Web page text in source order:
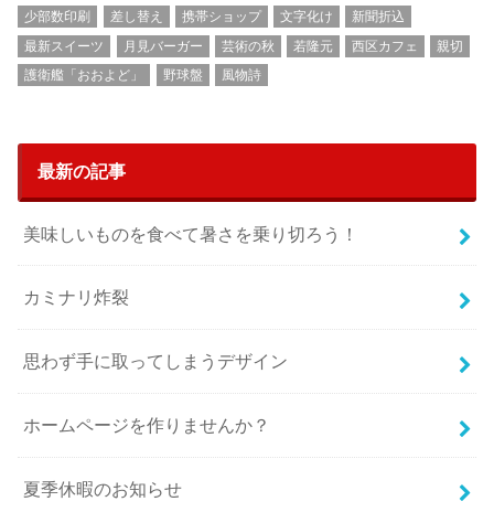
少部数印刷
差し替え 携帯ショップ 文字化け
新聞折込
最新スイーツ
月見バーガー 芸術の秋 若隆元 西区カフェ
親切
護衛艦「おおよど」
野球盤 風物詩
最新の記事
美味しいものを食べて暑さを乗り切ろう！
カミナリ炸裂
思わず手に取ってしまうデザイン
ホームページを作りませんか？
夏季休暇のお知らせ